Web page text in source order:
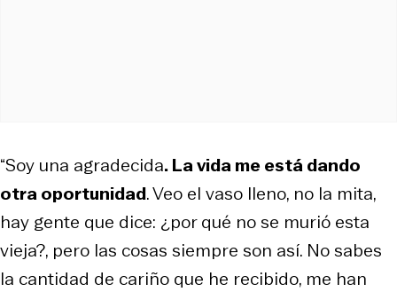
“Soy una agradecida. La vida me está dando
otra oportunidad. Veo el vaso lleno, no la mita,
hay gente que dice: ¿por qué no se murió esta
vieja?, pero las cosas siempre son así. No sabes
la cantidad de cariño que he recibido, me han